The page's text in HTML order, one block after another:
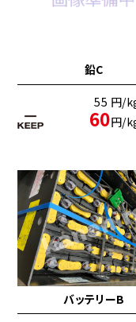
鉛C
55 円/
60円/
バッテリーB